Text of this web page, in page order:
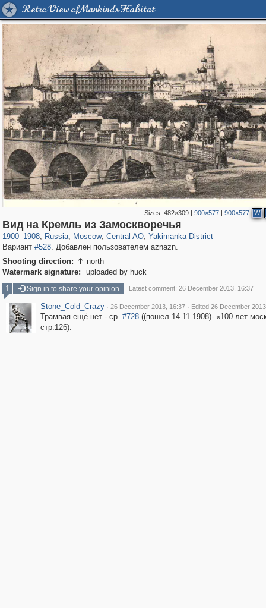
Retro View of Mankind's Habitat
Sizes: 482×309| 900×577| 900×577 W
Вид на Кремль из Замоскворечья
1900–1908, Russia
1,406,930 29,248
, Moscow
319,861 8,286
, Central AO
160,009 5,916
, Yakimanka District
13,378 458
Вариант #528. Добавлен пользователем aznazn.
Shooting direction:  north
Watermark signature:
uploaded by huck
1
Sign in to share your opinion Latest comment: 26 December 2013, 16:37
Stone_Cold_Crazy · 26 December 2013, 16:37 · Edited 26 December
Трамвая ещё нет - ср. #728((пошел 14.11.1908)- «100 лет
стр.126).